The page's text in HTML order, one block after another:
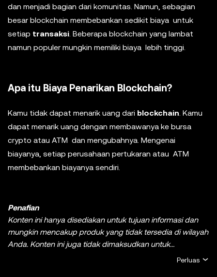
dan menjadi bagian dari komunitas. Namun, sebagian
besar blockchain membebankan sedikit biaya untuk
setiap transaksi. Beberapa blockchain yang lambat
namun populer mungkin memiliki biaya lebih tinggi.
Apa itu Biaya Penarikan Blockchain?
Kamu tidak dapat menarik uang dari blockchain. Kamu
dapat menarik uang dengan membawanya ke bursa
crypto atau ATM dan mengubahnya. Mengenai
biayanya, setiap perusahaan pertukaran atau ATM
membebankan biayanya sendiri.
Penafian
Konten ini hanya disediakan untuk tujuan informasi dan
mungkin mencakup produk yang tidak tersedia di wilayah
Anda. Konten ini juga tidak dimaksudkan untuk
memberikan (i) nasihat atau rekomendasi investasi; (ii)
Perluas